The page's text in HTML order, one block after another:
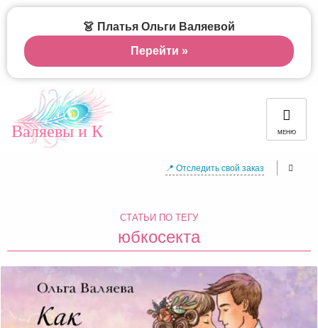
Валяевы и К МЕНЮ
📍 Отследить свой заказ
СТАТЬИ ПО ТЕГУ
юбкосекта
👗 Платья Ольги Валяевой
Перейти »